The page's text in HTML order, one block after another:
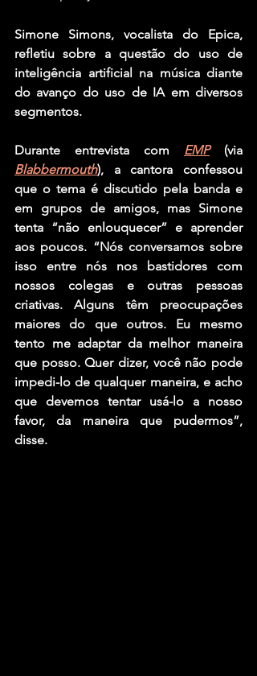
Simone Simons, vocalista do Epica,
refletiu sobre a questão do uso de
inteligência artificial na música diante
do avanço do uso de IA em diversos
segmentos.
Durante entrevista com EMP
Blabbermouth), a cantora confessou
que o tema é discutido pela banda e
em grupos de amigos, mas Simone
tenta “não enlouquecer” e aprender
aos poucos. “Nós conversamos sobre
isso entre nós nos bastidores com
nossos colegas e outras pessoas
criativas. Alguns têm preocupações
maiores do que outros. Eu mesmo
tento me adaptar da melhor maneira
que posso. Quer dizer, você não pode
impedi-lo de qualquer maneira, e acho
que devemos tentar usá-lo a nosso
favor, da maneira que pudermos”,
disse.